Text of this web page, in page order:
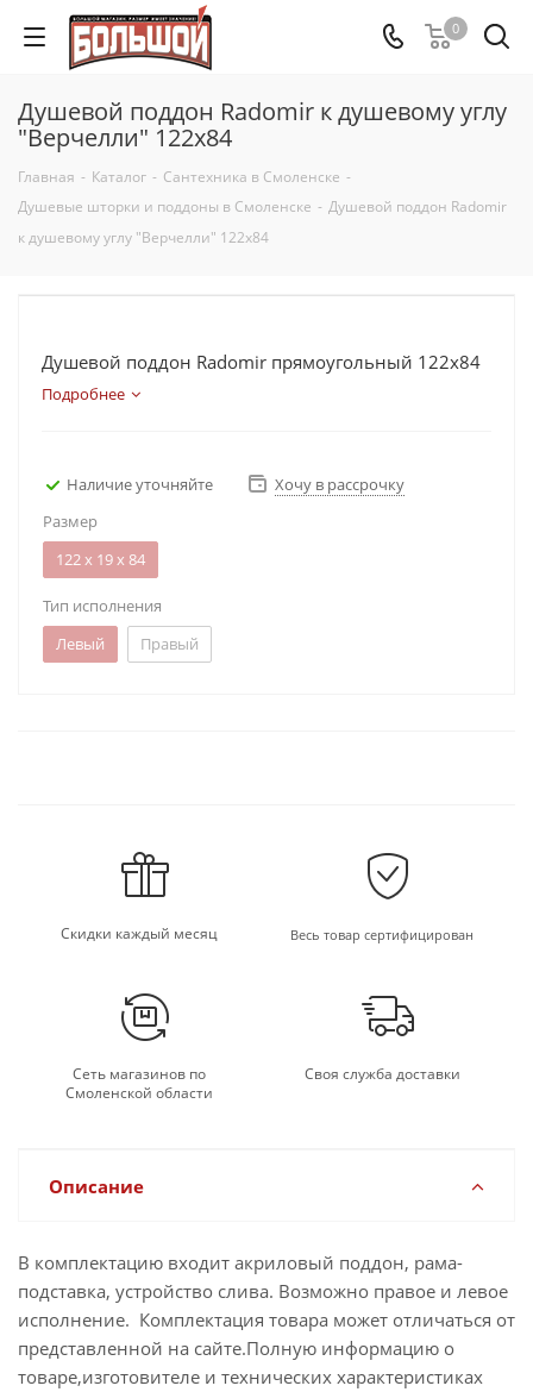
0
Душевой поддон Radomir к душевому углу
"Верчелли" 122х84
Главная - Каталог - Сантехника в Смоленске -
Душевые шторки и поддоны в Смоленске - Душевой поддон Radomir
к душевому углу "Верчелли" 122х84
Душевой поддон Radomir прямоугольный 122х84
Подробнее
Наличие уточняйте
Хочу в рассрочку
Размер
122 х 19 х 84
Тип исполнения
Левый
Правый
Скидки каждый месяц Весь товар сертифицирован
Сеть магазинов по
Смоленской области
Своя служба доставки
Описание
В комплектацию входит акриловый поддон, рама-
подставка, устройство слива. Возможно правое и левое
исполнение. Комплектация товара может отличаться от
представленной на сайте.Полную информацию о
товаре,изготовителе и технических характеристиках